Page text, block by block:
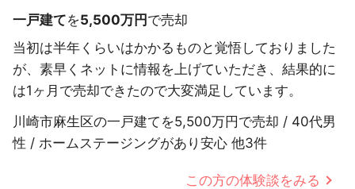
一戸建てを5,500万円で売却
当初は半年くらいはかかるものと覚悟しておりました
が、素早くネットに情報を上げていただき、結果的に
は1ヶ月で売却できたので大変満足しています。
川崎市麻生区の一戸建てを5,500万円で売却 / 40代男
性 / ホームステージングがあり安心 他3件
この方の体験談をみる